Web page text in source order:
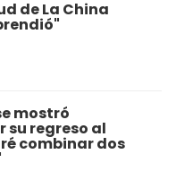
de La China
mostró
su regreso al
combinar dos